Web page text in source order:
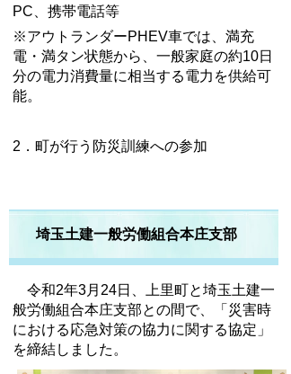
PC、携帯電話等
※アウトランダーPHEV車では、満充
電・満タン状態から、一般家庭の約10日
分の電力消費量に相当する電力を供給可
能。
2．町が行う防災訓練への参加
埼玉土建一般労働組合本庄支部
令和2年3月24日、上里町と埼玉土建一
般労働組合本庄支部との間で、「災害時
における応急対策の協力に関する協定」
を締結しました。